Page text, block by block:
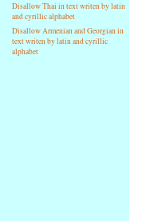
Disallow Thai in text writen by latin
and cyrillic alphabet
Disallow Armenian and Georgian in
text writen by latin and cyrillic
alphabet